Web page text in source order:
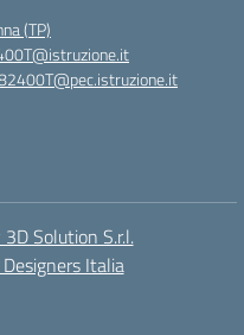
(TP)
Solution S.r.l.
Italia